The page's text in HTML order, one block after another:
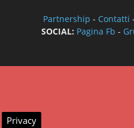
Partnership - Contatti -
SOCIAL: Pagina Fb -
Privacy